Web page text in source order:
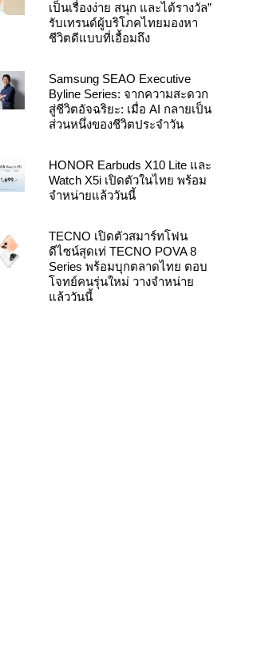
เป็นเรื่องง่าย สนุก และได้รางวัล”
รับเทรนด์ผู้บริโภคไทยมองหา
ชีวิตดีแบบที่เอื้อมถึง
Samsung SEAO Executive
Byline Series: จากความสะดวก
สู่ชีวิตอัจฉริยะ: เมื่อ AI กลายเป็น
ส่วนหนึ่งของชีวิตประจำวัน
HONOR Earbuds X10 Lite และ
Watch X5i เปิดตัวในไทย พร้อม
จำหน่ายแล้ววันนี้
TECNO เปิดตัวสมาร์ทโฟน
ดีไซน์สุดเท่ TECNO POVA 8
Series พร้อมบุกตลาดไทย ตอบ
โจทย์คนรุ่นใหม่ วางจำหน่าย
แล้ววันนี้